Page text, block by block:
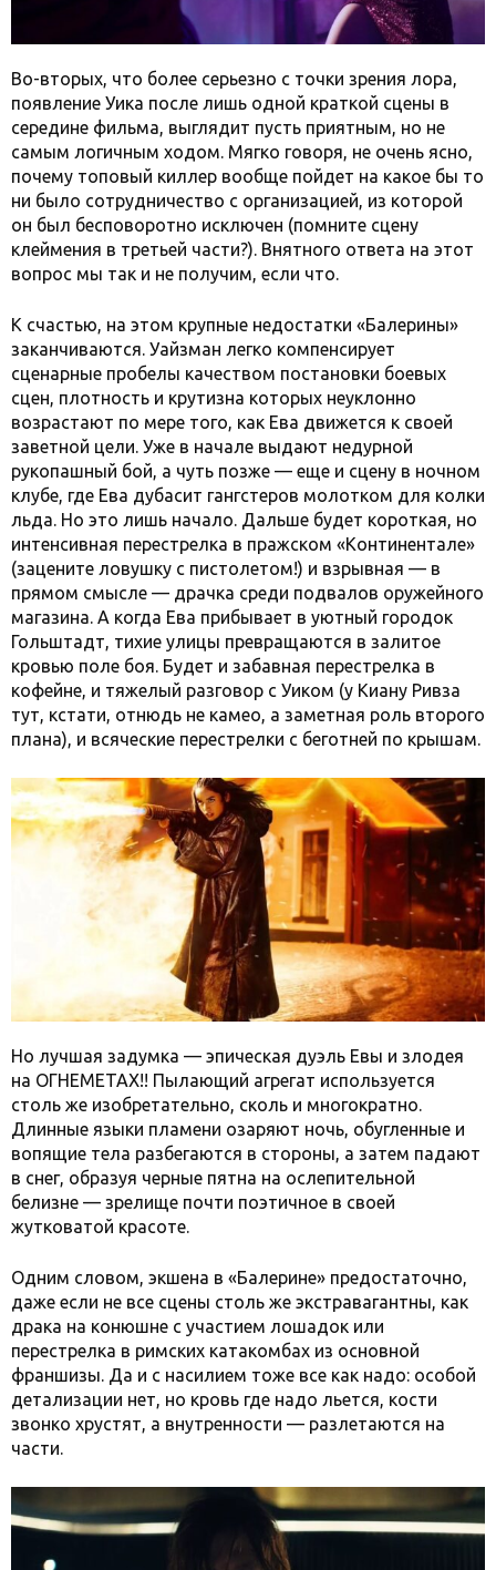
Во-вторых, что более серьезно с точки зрения лора,
появление Уика после лишь одной краткой сцены в
середине фильма, выглядит пусть приятным, но не
самым логичным ходом. Мягко говоря, не очень ясно,
почему топовый киллер вообще пойдет на какое бы то
ни было сотрудничество с организацией, из которой
он был бесповоротно исключен (помните сцену
клеймения в третьей части?). Внятного ответа на этот
вопрос мы так и не получим, если что.
К счастью, на этом крупные недостатки «Балерины»
заканчиваются. Уайзман легко компенсирует
сценарные пробелы качеством постановки боевых
сцен, плотность и крутизна которых неуклонно
возрастают по мере того, как Ева движется к своей
заветной цели. Уже в начале выдают недурной
рукопашный бой, а чуть позже — еще и сцену в ночном
клубе, где Ева дубасит гангстеров молотком для колки
льда. Но это лишь начало. Дальше будет короткая, но
интенсивная перестрелка в пражском «Континентале»
(зацените ловушку с пистолетом!) и взрывная — в
прямом смысле — драчка среди подвалов оружейного
магазина. А когда Ева прибывает в уютный городок
Гольштадт, тихие улицы превращаются в залитое
кровью поле боя. Будет и забавная перестрелка в
кофейне, и тяжелый разговор с Уиком (у Киану Ривза
тут, кстати, отнюдь не камео, а заметная роль второго
плана), и всяческие перестрелки с беготней по крышам.
Но лучшая задумка — эпическая дуэль Евы и злодея
на ОГНЕМЕТАХ!! Пылающий агрегат используется
столь же изобретательно, сколь и многократно.
Длинные языки пламени озаряют ночь, обугленные и
вопящие тела разбегаются в стороны, а затем падают
в снег, образуя черные пятна на ослепительной
белизне — зрелище почти поэтичное в своей
жутковатой красоте.
Одним словом, экшена в «Балерине» предостаточно,
даже если не все сцены столь же экстравагантны, как
драка на конюшне с участием лошадок или
перестрелка в римских катакомбах из основной
франшизы. Да и с насилием тоже все как надо: особой
детализации нет, но кровь где надо льется, кости
звонко хрустят, а внутренности — разлетаются на
части.